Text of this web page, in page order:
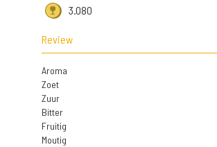
3.080
Review
Aroma
Zoet
Zuur
Bitter
Fruitig
Moutig